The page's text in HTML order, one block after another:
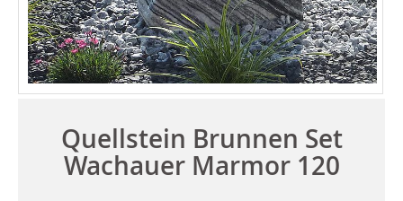
Quellstein Brunnen Set
Wachauer Marmor 120